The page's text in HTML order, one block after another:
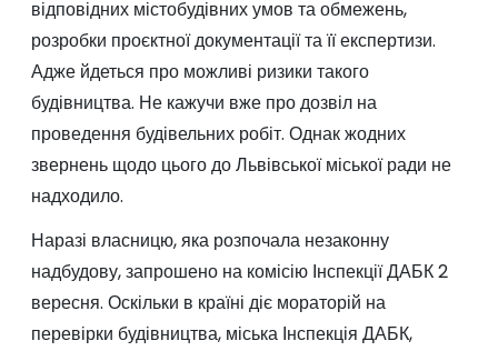
відповідних містобудівних умов та обмежень,
розробки проєктної документації та її експертизи.
Адже йдеться про можливі ризики такого
будівництва. Не кажучи вже про дозвіл на
проведення будівельних робіт. Однак жодних
звернень щодо цього до Львівської міської ради не
надходило.
Наразі власницю, яка розпочала незаконну
надбудову, запрошено на комісію Інспекції ДАБК 2
вересня. Оскільки в країні діє мораторій на
перевірки будівництва, міська Інспекція ДАБК,